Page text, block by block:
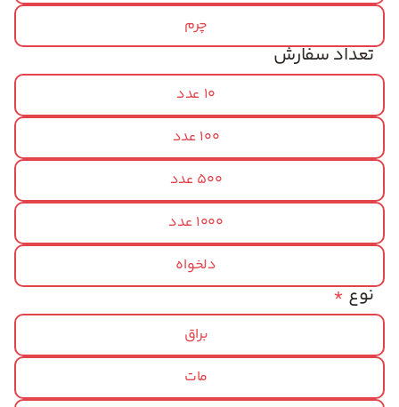
چرم
تعداد سفارش
10 عدد
100 عدد
500 عدد
1000 عدد
دلخواه
*نوع
براق
مات